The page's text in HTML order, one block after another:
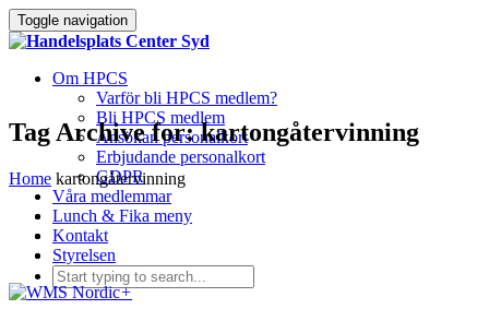
Toggle navigation
Om HPCS
Varför bli HPCS medlem?
Bli HPCS medlem
Ansökan personalkort
Erbjudande personalkort
GDPR
Våra medlemmar
Lunch & Fika meny
Kontakt
Styrelsen
Tag Archive for: kartongåtervinning
Home kartongåtervinning
+